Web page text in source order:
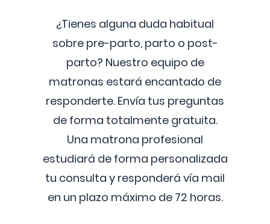
¿Tienes alguna duda habitual
sobre pre-parto, parto o post-
parto? Nuestro equipo de
matronas estará encantado de
responderte. Envía tus preguntas
de forma totalmente gratuita.
Una matrona profesional
estudiará de forma personalizada
tu consulta y responderá vía mail
en un plazo máximo de 72 horas.